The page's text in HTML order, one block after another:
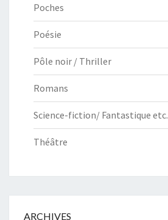
Poches
Poésie
Pôle noir / Thriller
Romans
Science-fiction/ Fantastique etc.
Théâtre
ARCHIVES